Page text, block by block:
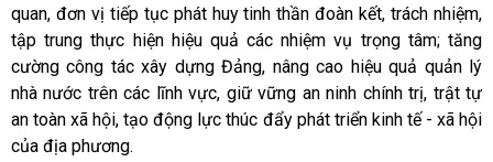
quan, đơn vị tiếp tục phát huy tinh thần đoàn kết, trách nhiệm,
tập trung thực hiện hiệu quả các nhiệm vụ trọng tâm; tăng
cường công tác xây dựng Đảng, nâng cao hiệu quả quản lý
nhà nước trên các lĩnh vực, giữ vững an ninh chính trị, trật tự
an toàn xã hội, tạo động lực thúc đẩy phát triển kinh tế - xã hội
của địa phương.